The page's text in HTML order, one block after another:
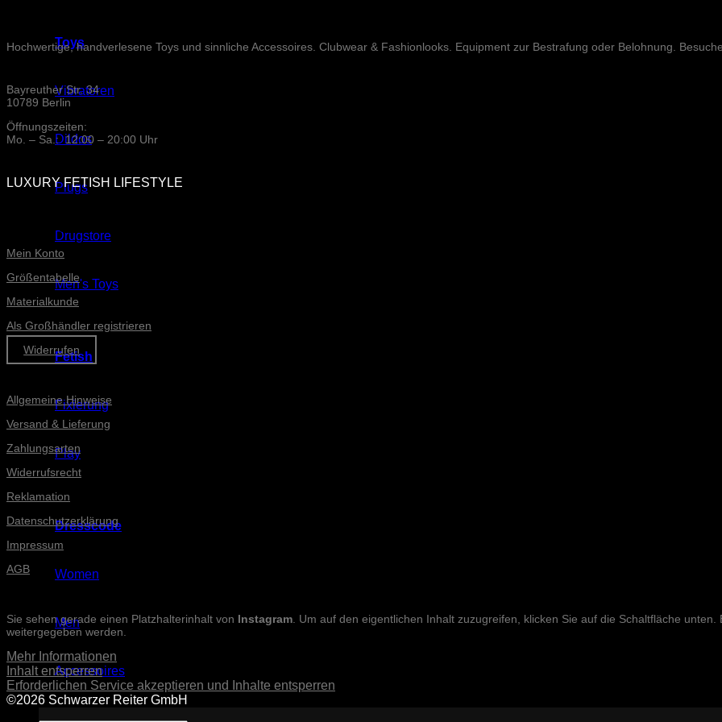
Toys
Vibratoren
Dildos
Plugs
Drugstore
Men's Toys
Fetish
Fixierung
Play
Dresscode
Women
Men
Accessoires
Hochwertige, handverlesene Toys und sinnliche Accessoires. Clubwear & Fashionlooks. Equipment zur Bestrafung oder Belohnung.
Bayreuther Str. 34
10789 Berlin
Öffnungszeiten:
Mo. – Sa.: 12:00 – 20:00 Uhr
LUXURY FETISH LIFESTYLE
ONLINE-SERVICE
Mein Konto
Größentabelle
Materialkunde
Als Großhändler registrieren
Widerrufen
Allgemeine Hinweise
Versand & Lieferung
Zahlungsarten
Widerrufsrecht
Reklamation
Datenschutzerklärung
Impressum
AGB
Sie sehen gerade einen Platzhalterinhalt von Instagram . Um auf den eigentlichen Inhalt zuzugreifen, klicken Sie auf die Schaltfläche
weitergegeben werden.
Mehr Informationen
Inhalt entsperren
Erforderlichen Service akzeptieren und Inhalte entsperren
©2026 Schwarzer Reiter GmbH